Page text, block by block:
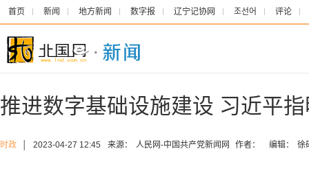
首页 新闻 地方新闻 数字报 辽宁记协网 조선어 评论
推进数字基础设施建设 习近平
时政 2023-04-27 12:45 来源： 人民网-中国共产党新闻网 作者： 编辑： 徐